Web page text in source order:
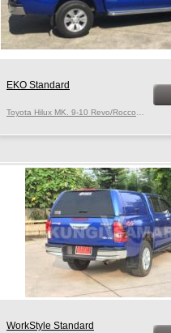
EKO Standard
WorkStyle Standard